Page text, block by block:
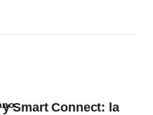
Smart Connect: la